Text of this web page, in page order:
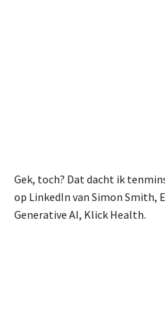
Gek, toch? Dat dacht ik
op LinkedIn van Simon Smith,
Generative AI, Klick Health.